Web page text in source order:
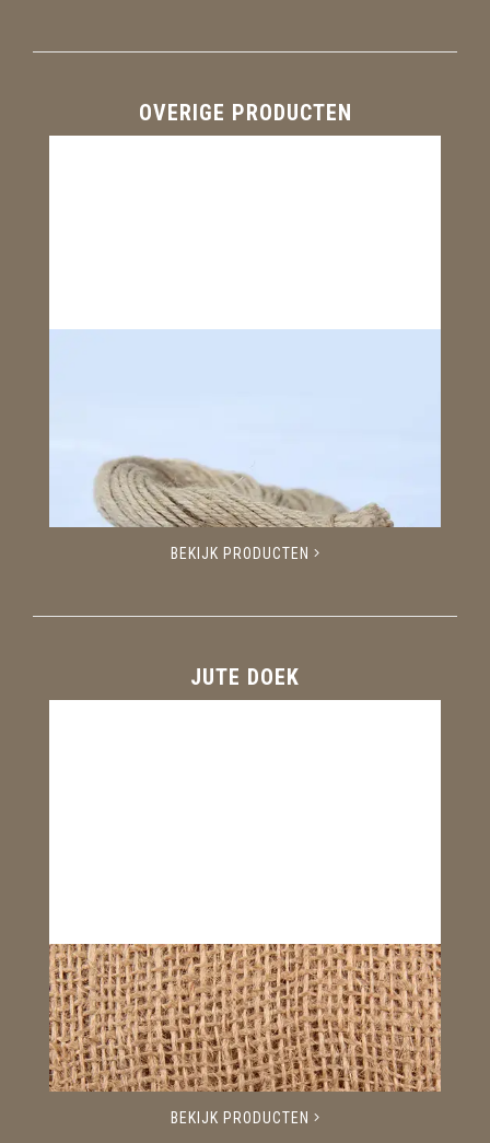
OVERIGE PRODUCTEN
BEKIJK PRODUCTEN
JUTE DOEK
BEKIJK PRODUCTEN